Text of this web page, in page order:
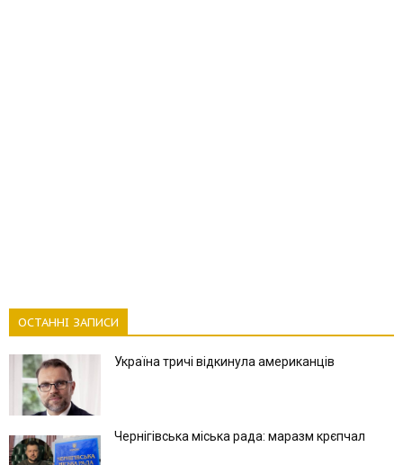
ОСТАННІ ЗАПИСИ
Україна тричі відкинула американців
Чернігівська міська рада: маразм крєпчал